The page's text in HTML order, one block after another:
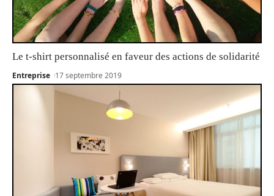
Le t-shirt personnalisé en faveur des actions de solidarité
Entreprise 17 septembre 2019